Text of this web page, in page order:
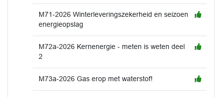
M71-2026 Winterleveringszekerheid en seizoen
energieopslag
M72a-2026 Kernenergie - meten is weten deel
2
M73a-2026 Gas erop met waterstof!